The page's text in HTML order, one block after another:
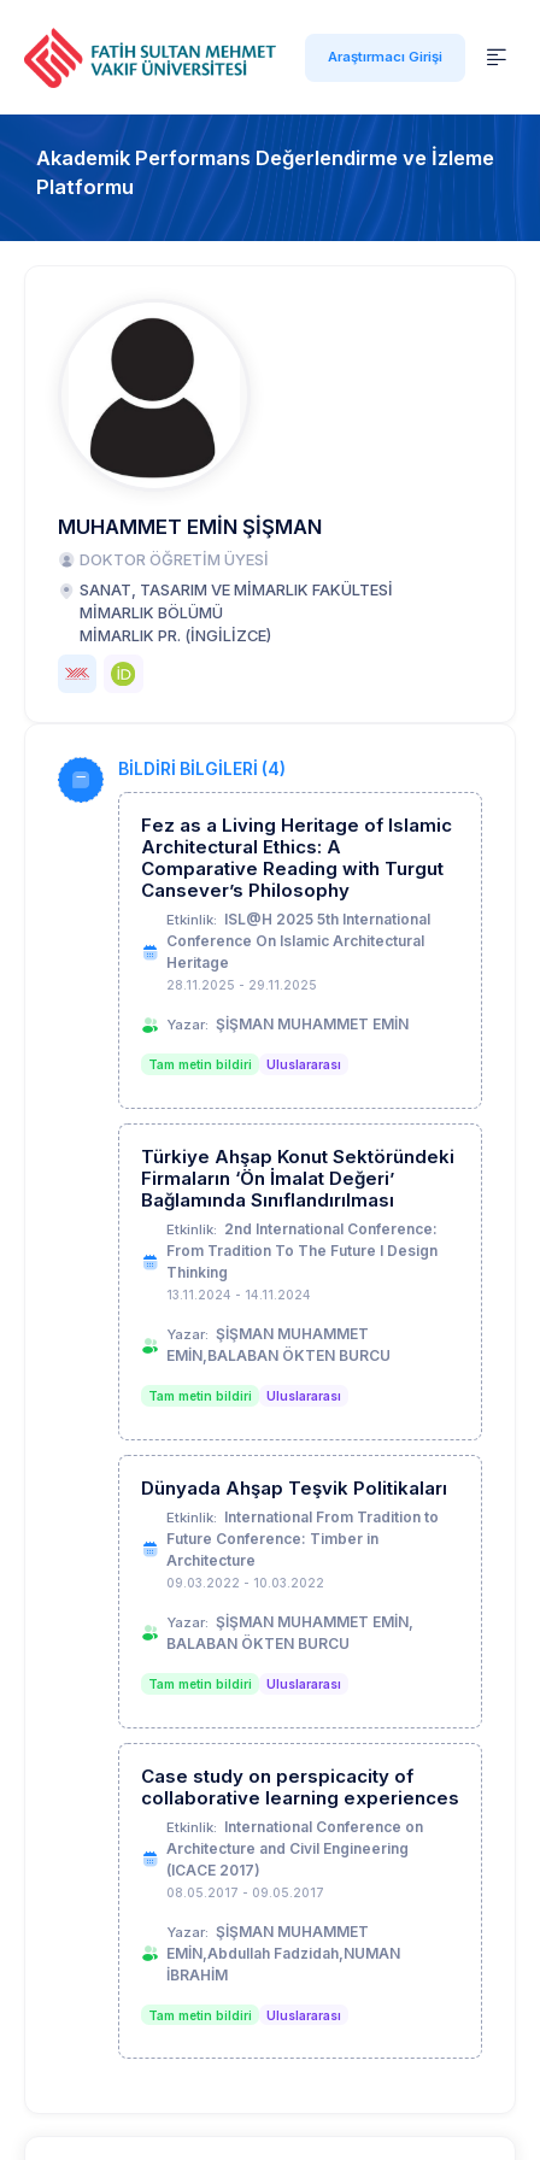
Araştırmacı Girişi
Akademik Performans Değerlendirme ve İzleme
Platformu
MUHAMMET EMİN ŞİŞMAN
DOKTOR ÖĞRETİM ÜYESİ
SANAT, TASARIM VE MİMARLIK FAKÜLTESİ
MİMARLIK BÖLÜMÜ
MİMARLIK PR. (İNGİLİZCE)
BİLDİRİ BİLGİLERİ (4)
Fez as a Living Heritage of Islamic
Architectural Ethics: A
Comparative Reading with Turgut
Cansever’s Philosophy
Etkinlik: ISL@H 2025 5th International
Conference On Islamic Architectural
Heritage
28.11.2025 - 29.11.2025
Yazar: ŞİŞMAN MUHAMMET EMİN
Tam metin bildiri Uluslararası
Türkiye Ahşap Konut Sektöründeki
Firmaların ‘Ön İmalat Değeri’
Bağlamında Sınıflandırılması
Etkinlik: 2nd International Conference:
From Tradition To The Future I Design
Thinking
13.11.2024 - 14.11.2024
Yazar: ŞİŞMAN MUHAMMET
EMİN,BALABAN ÖKTEN BURCU
Tam metin bildiri Uluslararası
Dünyada Ahşap Teşvik Politikaları
Etkinlik: International From Tradition to
Future Conference: Timber in
Architecture
09.03.2022 - 10.03.2022
Yazar: ŞİŞMAN MUHAMMET EMİN,
BALABAN ÖKTEN BURCU
Tam metin bildiri Uluslararası
Case study on perspicacity of
collaborative learning experiences
Etkinlik: International Conference on
Architecture and Civil Engineering
(ICACE 2017)
08.05.2017 - 09.05.2017
Yazar: ŞİŞMAN MUHAMMET
EMİN,Abdullah Fadzidah,NUMAN
İBRAHİM
Tam metin bildiri Uluslararası